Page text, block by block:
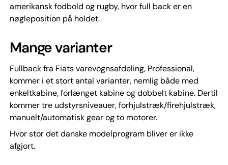
amerikansk fodbold og rugby, hvor full back er en
nøgleposition på holdet.
Mange varianter
Fullback fra Fiats varevognsafdeling, Professional,
kommer i et stort antal varianter, nemlig både med
enkeltkabine, forlænget kabine og dobbelt kabine. Dertil
kommer tre udstyrsniveauer, forhjulstræk/firehjulstræk,
manuelt/automatisk gear og to motorer.
Hvor stor det danske modelprogram bliver er ikke
afgjort.